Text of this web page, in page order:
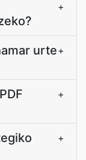
+
urte+
+
+